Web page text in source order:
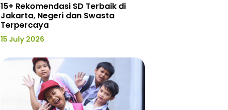
15+ Rekomendasi SD Terbaik di
Jakarta, Negeri dan Swasta
Terpercaya
15 July 2026